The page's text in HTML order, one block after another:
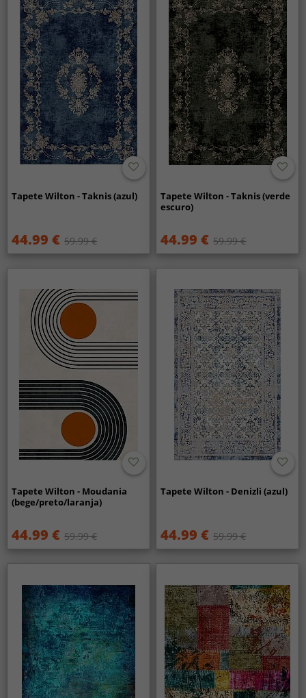
Tapete Wilton - Taknis (azul)
44.99 € 59.99 €
Tapete Wilton - Taknis (verde
escuro)
44.99 € 59.99 €
Tapete Wilton - Moudania
(bege/preto/laranja)
44.99 € 59.99 €
Tapete Wilton - Denizli (azul)
44.99 € 59.99 €